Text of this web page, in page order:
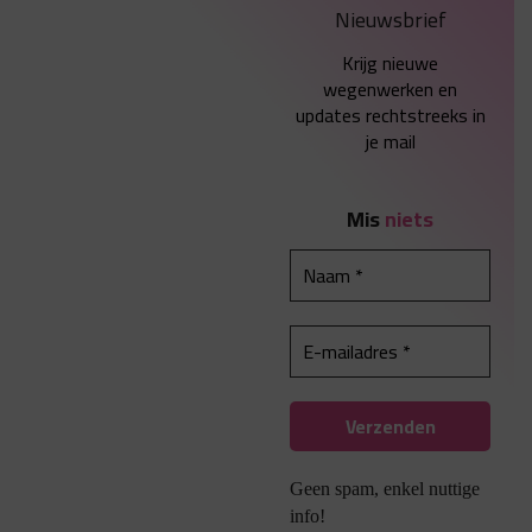
Nieuwsbrief
Krijg nieuwe
wegenwerken en
updates rechtstreeks in
je mail
Misniets
Geen spam, enkel nuttige
info!